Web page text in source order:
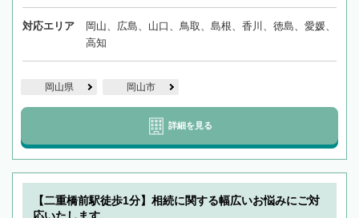
対応エリア
岡山、広島、山口、鳥取、島根、香川、徳島、愛媛、
高知
岡山県 岡山市
詳細を見る
【二重橋前駅徒歩1分】相続に関する幅広いお悩みにご対